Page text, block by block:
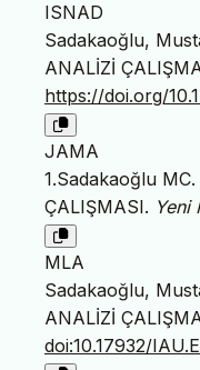
ISNAD
Sadakaoğlu,
ANALİZİ
https://doi.org/
JAMA
1.Sadakaoğlu
ÇALIŞMASI. Yeni
MLA
Sadakaoğlu,
ANALİZİ
doi:10.17932/